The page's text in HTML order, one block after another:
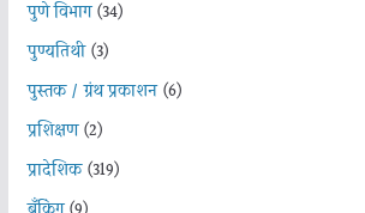
पुणे विभाग(34)
पुण्यतिथी(3)
पुस्तक / ग्रंथ प्रकाशन(6)
प्रशिक्षण(2)
प्रादेशिक(319)